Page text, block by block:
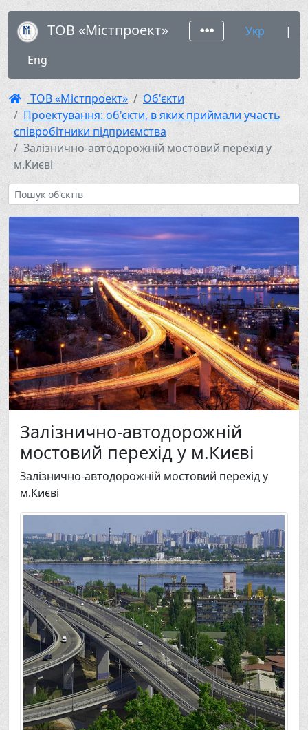
ТОВ «Містпроект» Укр
|
Eng
ТОВ «Містпроект»
Об'єкти
Проектування: об'єкти, в яких приймали участь
співробітники підприємства
Залізнично-автодорожній мостовий перехід у
м.Києві
Залізнично-автодорожній
мостовий перехід у м.Києві
Залізнично-автодорожній мостовий перехід у
м.Києві